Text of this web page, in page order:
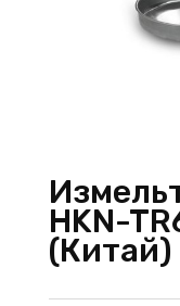
HKN-
(Китай)